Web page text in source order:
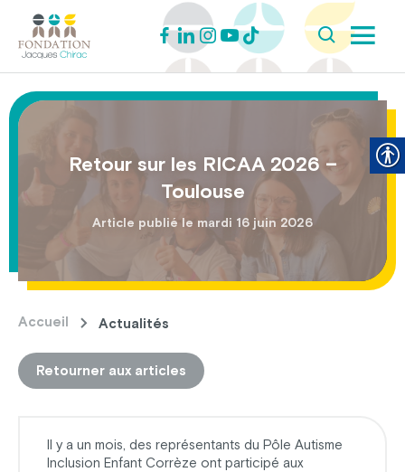
Retour sur les RICAA 2026 –
Toulouse
Article publié le mardi 16 juin 2026
Accueil Actualités
Retourner aux articles
Il y a un mois, des représentants du Pôle Autisme
Inclusion Enfant Corrèze ont participé aux